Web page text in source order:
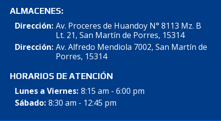
ALMACENES:
Dirección: Av. Proceres de Huandoy N° 8113 Mz. B
Lt. 21, San Martín de Porres, 15314
Dirección: Av. Alfredo Mendiola 7002, San Martín de
Porres, 15314
HORARIOS DE ATENCIÓN
Lunes a Viernes: 8:15 am - 6:00 pm
Sábado: 8:30 am - 12:45 pm